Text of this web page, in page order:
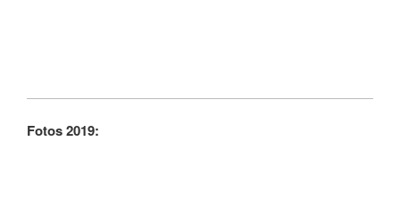
Fotos 2019: